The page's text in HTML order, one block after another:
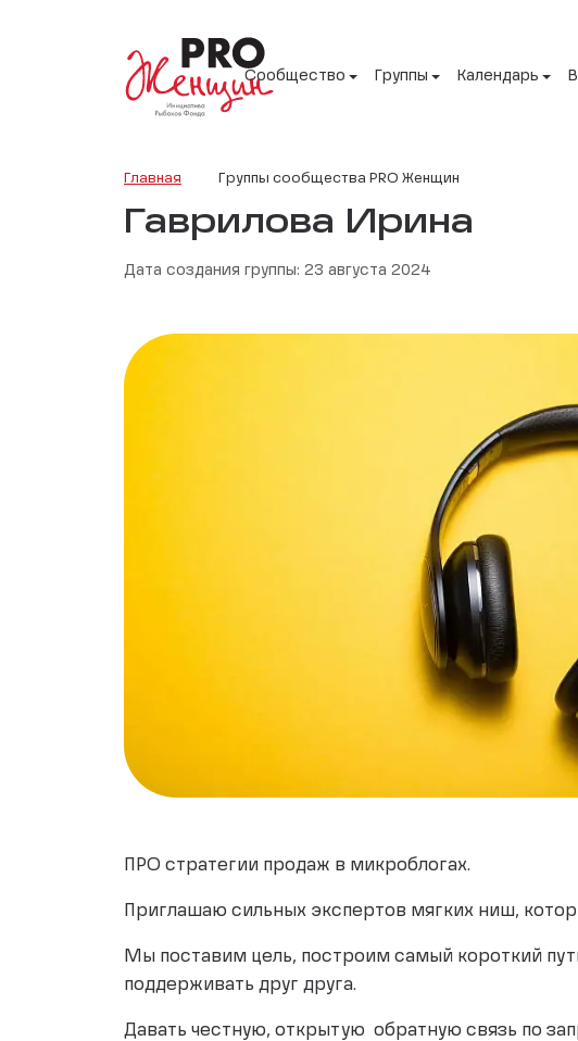
Сообщество Группы Календарь
Главная Группы сообщества PRO Женщин
Гаврилова Ирина
Дата создания группы: 23 августа 2024
ПРО стратегии продаж в микроблогах.
Приглашаю сильных экспертов мягких ниш,
Мы поставим цель, построим самый короткий
поддерживать друг друга.
Давать честную, открытую обратную связь по